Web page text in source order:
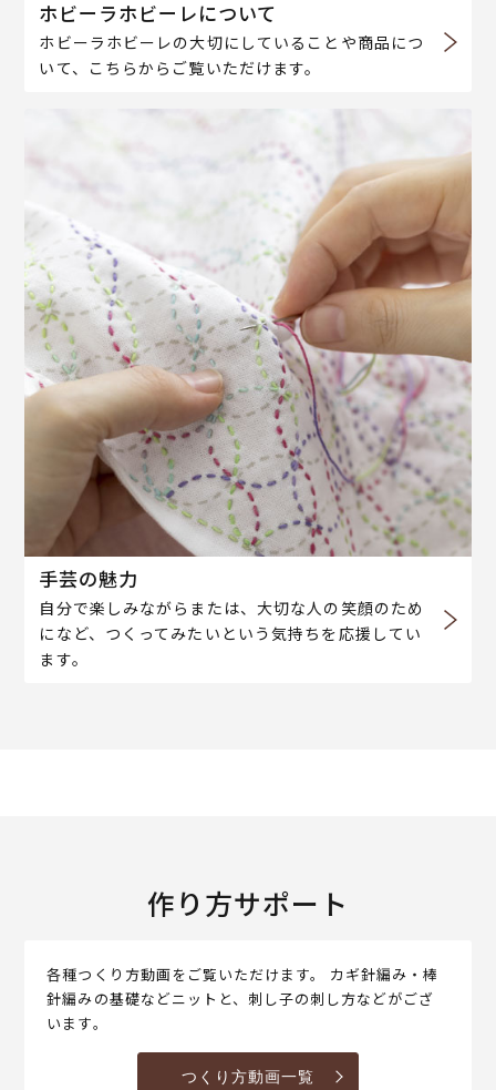
ホビーラホビーレについて
ホビーラホビーレの大切にしていることや商品につ
いて、こちらからご覧いただけます。
手芸の魅力
自分で楽しみながらまたは、大切な人の笑顔のため
になど、つくってみたいという気持ちを応援してい
ます。
作り方サポート
各種つくり方動画をご覧いただけます。 カギ針編み・棒
針編みの基礎などニットと、刺し子の刺し方などがござ
います。
つくり方動画一覧